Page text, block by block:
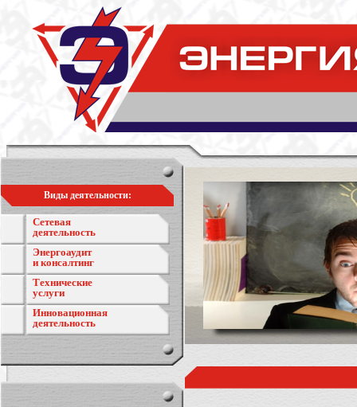
Виды деятельности:
Сетевая
деятельность
Энергоаудит
и консалтинг
Технические
услуги
Инновационная
деятельность